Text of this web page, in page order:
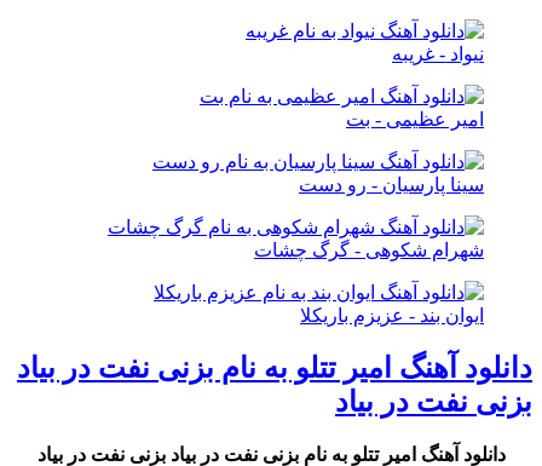
نیواد - غریبه
امیر عظیمی - بت
سینا پارسیان - رو دست
شهرام شکوهی - گرگ چشات
ایوان بند - عزیزم باریکلا
دانلود آهنگ امیر تتلو به نام بزنی نفت در بیاد
بزنی نفت در بیاد
دانلود آهنگ امیر تتلو به نام بزنی نفت در بیاد بزنی نفت در بیاد